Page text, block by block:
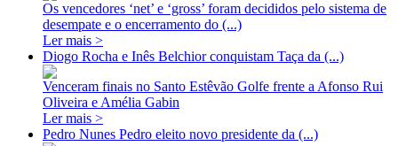
Os vencedores ‘net’ e ‘gross’ foram decididos pelo sistema de
desempate e o encerramento do (...)
Ler mais >
Diogo Rocha e Inês Belchior conquistam Taça da (...)
Venceram finais no Santo Estêvão Golfe frente a Afonso Rui
Oliveira e Amélia Gabin
Ler mais >
Pedro Nunes Pedro eleito novo presidente da (...)